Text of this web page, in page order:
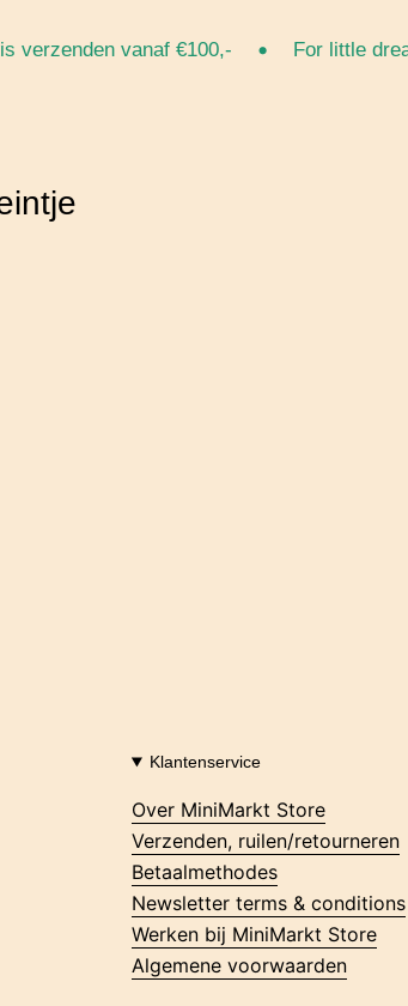
vanaf €100,- • For little
Klantenservice
Over MiniMarkt Store
Verzenden, ruilen/retourneren
Betaalmethodes
Newsletter terms & conditions
Werken bij MiniMarkt Store
Algemene voorwaarden